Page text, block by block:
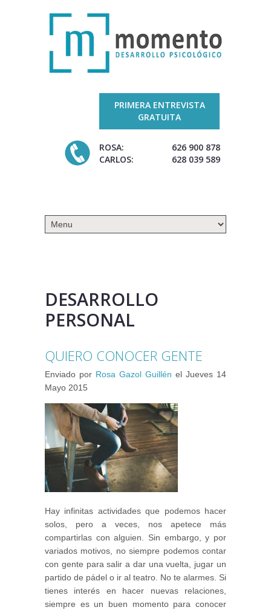
PRIMERA ENTREVISTA
GRATUITA
ROSA:
626 900 878
CARLOS:
628 039 589
DESARROLLO
PERSONAL
QUIERO CONOCER GENTE
Enviado por Rosa Gazol Guillén el Jueves 14
Mayo 2015
Hay infinitas actividades que podemos hacer
solos, pero a veces, nos apetece más
compartirlas con alguien. Sin embargo, y por
variados motivos, no siempre podemos contar
con gente para salir a dar una vuelta, jugar un
partido de pádel o ir al teatro. No te alarmes. Si
tienes interés en hacer nuevas relaciones,
siempre es un buen momento para conocer